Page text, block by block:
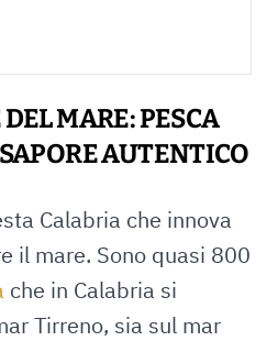
MARE: PESCA
AUTENTICO
Calabria che innova
il mare. Sono quasi 800
che in Calabria si
Tirreno, sia sul mar